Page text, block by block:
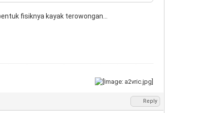
fisiknya kayak terowongan...
Reply